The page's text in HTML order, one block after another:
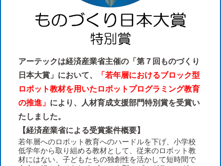
アーテックは経済産業省主催の「第７回ものづくり
日本大賞」において、
「若年層におけるブロック型
ロボット教材を用いたロボットプログラミング教育
の推進」 により、人材育成支援部門特別賞を受賞い
たしました。
【経済産業省による受賞案件概要】
若年層へのロボット教育へのハードルを下げ、小学校
低学年から取り組める教材として、従来のロボット教
材にはない、子どもたちの独創性を活かして短時間で